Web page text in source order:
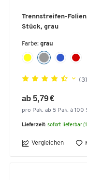
Trennstreifen-
Stück, grau
Farbe: grau
(3)
ab 5,79 €
pro Pak. ab 5 Pak. à 100
Lieferzeit: sofort lieferbar
Vergleichen